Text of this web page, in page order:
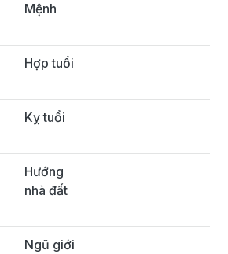
Mệnh
Hợp tuổi
Kỵ tuổi
Hướng
nhà đất
Ngũ giới